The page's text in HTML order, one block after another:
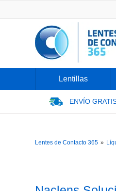
Lentillas
ENVÍO
Lentes de Contacto 365 »